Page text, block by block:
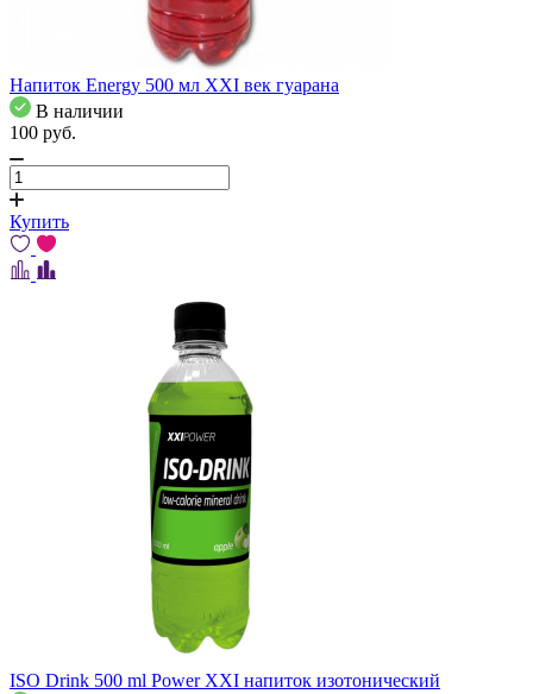
Напиток Energy 500 мл XXI век гуарана
В наличии
100 pуб.
Купить
ISO Drink 500 ml Power XXI напиток изотонический